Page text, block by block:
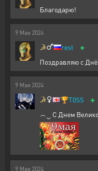
Благодарю!
9 Мая 2024
rest +
Поздравляю с
9 Мая 2024
🏆T0SS +
︵‿ С Днем
9 Мая 2024